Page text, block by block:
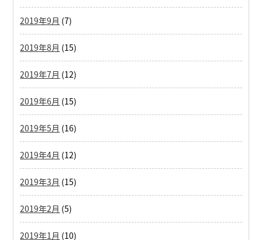
2019年9月 (7)
2019年8月 (15)
2019年7月 (12)
2019年6月 (15)
2019年5月 (16)
2019年4月 (12)
2019年3月 (15)
2019年2月 (5)
2019年1月 (10)